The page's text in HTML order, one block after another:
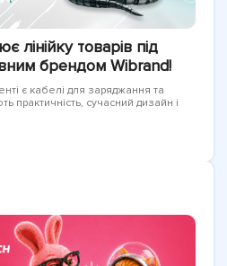
лінійку товарів під
брендом Wibrand!
є кабелі для заряджання та
практичність, сучасний дизайн і